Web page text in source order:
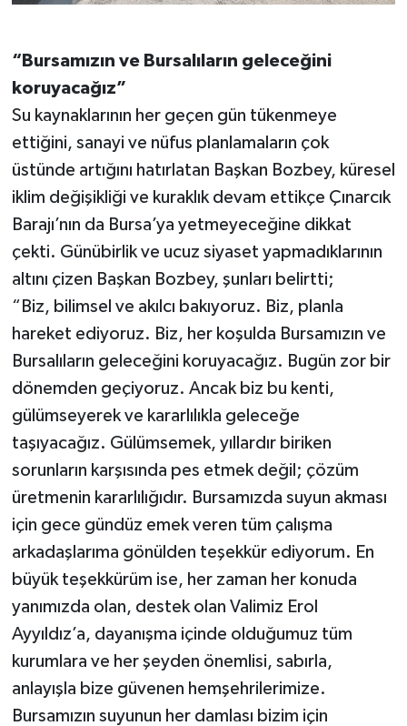
“Bursamızın ve Bursalıların geleceğini
koruyacağız”
Su kaynaklarının her geçen gün tükenmeye
ettiğini, sanayi ve nüfus planlamaların çok
üstünde artığını hatırlatan Başkan Bozbey, küresel
iklim değişikliği ve kuraklık devam ettikçe Çınarcık
Barajı’nın da Bursa’ya yetmeyeceğine dikkat
çekti. Günübirlik ve ucuz siyaset yapmadıklarının
altını çizen Başkan Bozbey, şunları belirtti;
“Biz, bilimsel ve akılcı bakıyoruz. Biz, planla
hareket ediyoruz. Biz, her koşulda Bursamızın ve
Bursalıların geleceğini koruyacağız. Bugün zor bir
dönemden geçiyoruz. Ancak biz bu kenti,
gülümseyerek ve kararlılıkla geleceğe
taşıyacağız. Gülümsemek, yıllardır biriken
sorunların karşısında pes etmek değil; çözüm
üretmenin kararlılığıdır. Bursamızda suyun akması
için gece gündüz emek veren tüm çalışma
arkadaşlarıma gönülden teşekkür ediyorum. En
büyük teşekkürüm ise, her zaman her konuda
yanımızda olan, destek olan Valimiz Erol
Ayyıldız’a, dayanışma içinde olduğumuz tüm
kurumlara ve her şeyden önemlisi, sabırla,
anlayışla bize güvenen hemşehrilerimize.
Bursamızın suyunun her damlası bizim için